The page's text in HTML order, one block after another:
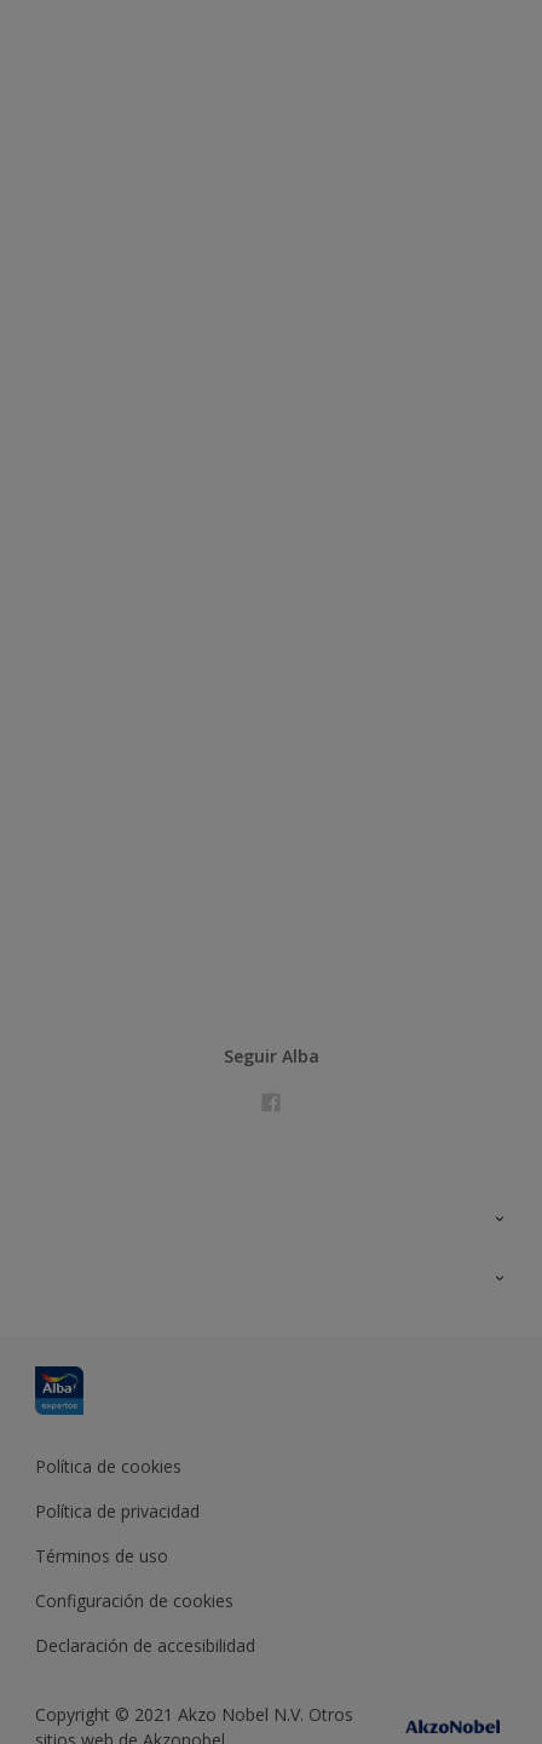
Seguir Alba
Política de cookies
Política de privacidad
Términos de uso
Configuración de cookies
Declaración de accesibilidad
Copyright © 2021 Akzo Nobel N.V. Otros
sitios web de Akzonobel